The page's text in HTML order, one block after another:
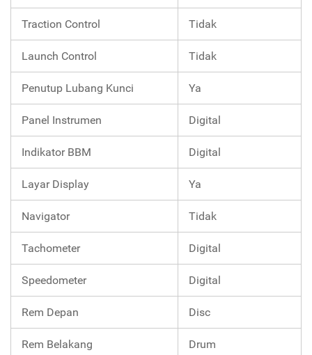
Traction Control Tidak
Launch Control Tidak
Penutup Lubang Kunci Ya
Panel Instrumen Digital
Indikator BBM Digital
Layar Display Ya
Navigator Tidak
Tachometer Digital
Speedometer Digital
Rem Depan Disc
Rem Belakang Drum